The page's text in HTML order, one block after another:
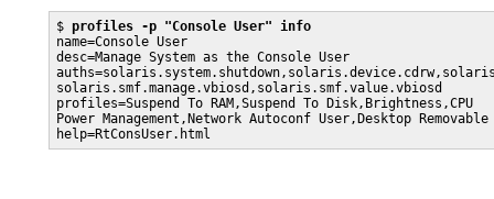
$ profiles -p "Console User" info
name=Console User
desc=Manage System as the Console User
solaris.smf.manage.vbiosd,solaris.smf.value.vbiosd
profiles=Suspend To RAM,Suspend To Disk,Brightness,CPU
Power Management,Network Autoconf User,Desktop
help=RtConsUser.html